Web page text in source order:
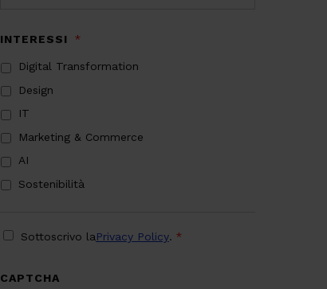
INTERESSI *
Digital Transformation
Design
IT
Marketing & Commerce
AI
Sostenibilità
PRIVACY
Sottoscrivo laPrivacy Policy. *
CAPTCHA